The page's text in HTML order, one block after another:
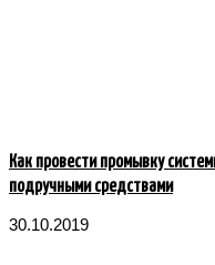
Как провести промывку
подручными средствами
30.10.2019